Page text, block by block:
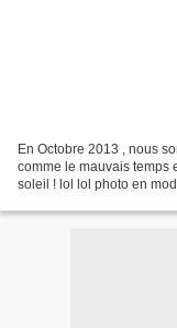
En Octobre 2013 , nous
comme le mauvais temps
soleil ! lol lol photo en